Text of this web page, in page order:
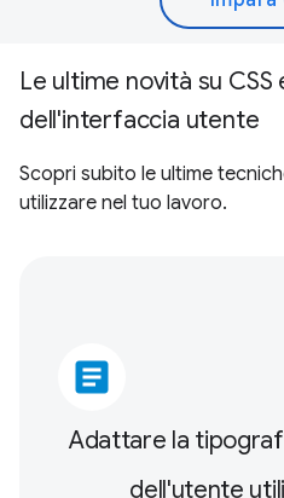
Le ultime novità su CSS
dell'interfaccia utente
Scopri subito le ultime
utilizzare nel tuo lavoro.
article
Adattare la
dell'utente